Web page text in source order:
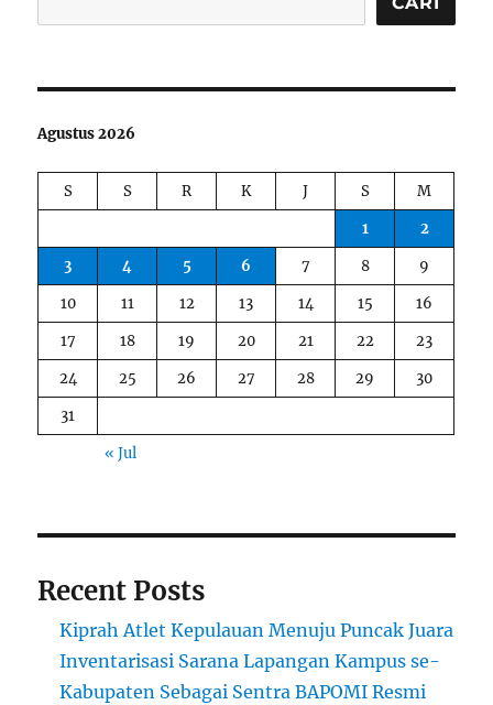
Agustus 2026
S S R K J S
M
1
2
3
4 5 6 7 8
9
10
11 12 13 14 15
16
17
18 19 20 21 22
23
24
25 26 27 28 29
30
31
« Jul
Recent Posts
Kiprah Atlet Kepulauan Menuju Puncak Juara
Inventarisasi Sarana Lapangan Kampus se-
Kabupaten Sebagai Sentra BAPOMI Resmi